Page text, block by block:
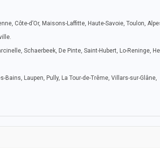
Côte-d’Or, Maisons-Laffitte, Haute-Savoie, Toulon,
Schaerbeek, De Pinte, Saint-Hubert, Lo-Reninge,
Laupen, Pully, La Tour-de-Trême, Villars-sur-Glâne,